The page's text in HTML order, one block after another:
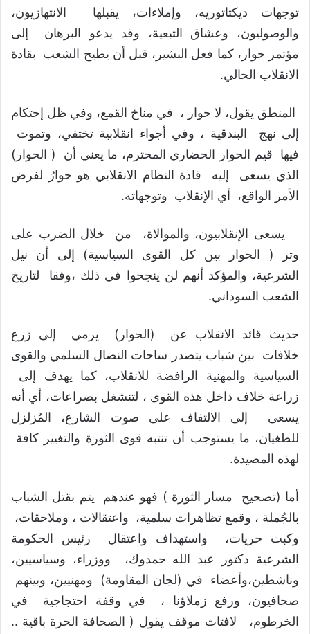
توجهات ديكتاتوريه، وإملاءات، يقبلها الانتهازيون،
والوصوليون، وعشاق التبعية، وقد يدعو البرهان إلى
مؤتمر حوار، كما فعل البشير، قبل أن يطيح الشعب بقادة
الانقلاب الحالي.
المنطق يقول، لا حوار ، في مناخ القمع، وفي ظل إحتكام
إلى نهج البندقية ، وفي أجواء انقلابية تختفي، وتموت
فيها قيم الحوار الحضاري المحترم، ما يعني أن ( الحوار)
الذي يسعى إليه قادة النظام الانقلابي هو حوارُ لفرض
الأمر الواقع، أي الإنقلاب وتوجهاته.
يسعى الإنقلابيون، والموالاة، من خلال الضرب على
وتر ( الحوار بين كل القوى السياسية) إلى أن نيل
الشرعية، والمؤكد أنهم لن ينجحوا في ذلك ،وفقا لتاريخ
الشعب السوداني.
حديث قائد الانقلاب عن (الحوار) يرمي إلى زرع
خلافات بين شباب يتصدر ساحات النضال السلمي والقوى
السياسية والمهنية الرافضة للانقلاب، كما يهدف إلى
زراعة خلاف داخل هذه القوى ، لتنشغل بصراعات، أي أنه
يسعى إلى الالتفاف على صوت الشارع، المُزلزل
للطغيان، ما يستوجب أن تنتبه قوى الثورة والتغيير كافة
لهذه المصيدة.
أما (تصحيح مسار الثورة ) فهو عندهم يتم بقتل الشباب
بالجُملة ، وقمع تظاهرات سلمية، واعتقالات ، وملاحقات،
وكبت حريات، واستهداف واعتقال رئيس الحكومة
الشرعية دكتور عبد الله حمدوك، ووزراء، وسياسيين،
وناشطين،وأعضاء في (لجان المقاومة) ومهنيين، وبينهم
صحافيون، ورفع زملاؤنا ، في وقفة احتجاجية في
الخرطوم، لافتات موقف يقول ( الصحافة الحرة باقية ..